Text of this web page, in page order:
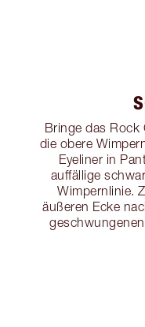
Bringe das Rock
die obere
Eyeliner in
auffällige
Wimpernlinie.
äußeren Ecke